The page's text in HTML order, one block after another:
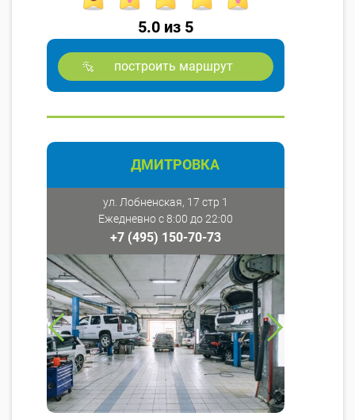
5.0 из 5
построить маршрут
ДМИТРОВКА
ул. Лобненская, 17 стр 1
Ежедневно с 8:00 до 22:00
+7 (495) 150-70-73